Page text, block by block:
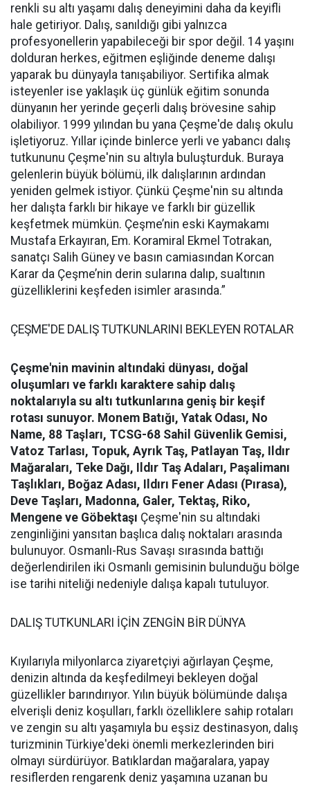
renkli su altı yaşamı dalış deneyimini daha da keyifli
hale getiriyor. Dalış, sanıldığı gibi yalnızca
profesyonellerin yapabileceği bir spor değil. 14 yaşını
dolduran herkes, eğitmen eşliğinde deneme dalışı
yaparak bu dünyayla tanışabiliyor. Sertifika almak
isteyenler ise yaklaşık üç günlük eğitim sonunda
dünyanın her yerinde geçerli dalış brövesine sahip
olabiliyor. 1999 yılından bu yana Çeşme'de dalış okulu
işletiyoruz. Yıllar içinde binlerce yerli ve yabancı dalış
tutkununu Çeşme'nin su altıyla buluşturduk. Buraya
gelenlerin büyük bölümü, ilk dalışlarının ardından
yeniden gelmek istiyor. Çünkü Çeşme'nin su altında
her dalışta farklı bir hikaye ve farklı bir güzellik
keşfetmek mümkün. Çeşme’nin eski Kaymakamı
Mustafa Erkayıran, Em. Koramiral Ekmel Totrakan,
sanatçı Salih Güney ve basın camiasından Korcan
Karar da Çeşme’nin derin sularına dalıp, sualtının
güzelliklerini keşfeden isimler arasında.”
ÇEŞME'DE DALIŞ TUTKUNLARINI BEKLEYEN ROTALAR
Çeşme'nin mavinin altındaki dünyası, doğal
oluşumları ve farklı karaktere sahip dalış
noktalarıyla su altı tutkunlarına geniş bir keşif
rotası sunuyor. Monem Batığı, Yatak Odası, No
Name, 88 Taşları, TCSG-68 Sahil Güvenlik Gemisi,
Vatoz Tarlası, Topuk, Ayrık Taş, Patlayan Taş, Ildır
Mağaraları, Teke Dağı, Ildır Taş Adaları, Paşalimanı
Taşlıkları, Boğaz Adası, Ildırı Fener Adası (Pırasa),
Deve Taşları, Madonna, Galer, Tektaş, Riko,
Mengene ve Göbektaşı Çeşme'nin su altındaki
zenginliğini yansıtan başlıca dalış noktaları arasında
bulunuyor. Osmanlı-Rus Savaşı sırasında battığı
değerlendirilen iki Osmanlı gemisinin bulunduğu bölge
ise tarihi niteliği nedeniyle dalışa kapalı tutuluyor.
DALIŞ TUTKUNLARI İÇİN ZENGİN BİR DÜNYA
Kıyılarıyla milyonlarca ziyaretçiyi ağırlayan Çeşme,
denizin altında da keşfedilmeyi bekleyen doğal
güzellikler barındırıyor. Yılın büyük bölümünde dalışa
elverişli deniz koşulları, farklı özelliklere sahip rotaları
ve zengin su altı yaşamıyla bu eşsiz destinasyon, dalış
turizminin Türkiye'deki önemli merkezlerinden biri
olmayı sürdürüyor. Batıklardan mağaralara, yapay
resiflerden rengarenk deniz yaşamına uzanan bu